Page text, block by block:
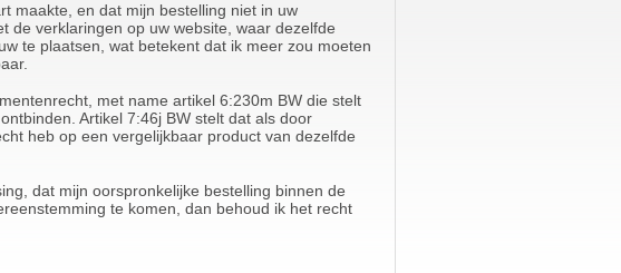
maakte, en dat mijn bestelling niet in uw
de verklaringen op uw website, waar dezelfde
te plaatsen, wat betekent dat ik meer zou moeten
met name artikel 6:230m BW die stelt
Artikel 7:46j BW stelt dat als door
heb op een vergelijkbaar product van dezelfde
dat mijn oorspronkelijke bestelling binnen de
te komen, dan behoud ik het recht